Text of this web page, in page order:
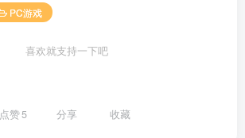
PC游戏
喜欢就支持一下吧
点赞5 分享 收藏